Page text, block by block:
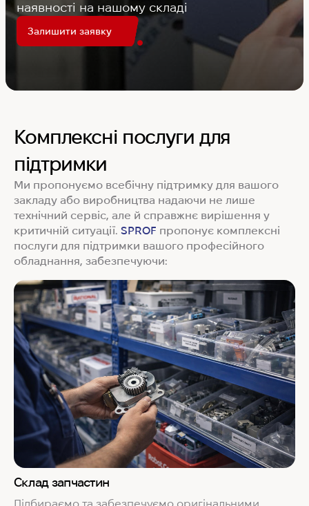
Robot Coupe Овочерізка CL 50 24440
Pro 6-1/1
наявності на нашому складі
Залишити заявку
Комплексні послуги для
підтримки
Ми пропонуємо всебічну підтримку для вашого
закладу або виробництва надаючи не лише
технічний сервіс, але й справжнє вирішення у
критичній ситуації. SPROF пропонує комплексні
послуги для підтримки вашого професійного
обладнання, забезпечуючи:
Склад запчастин
Підбираємо та забезпечуємо оригінальними